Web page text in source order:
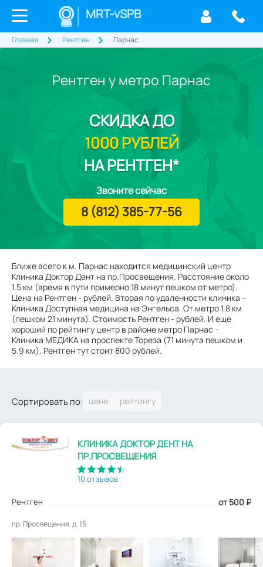
MRT-vSPB
Главная Рентген Парнас
Рентген у метро Парнас
Ближе всего к м. Парнас находится медицинский центр
Клиника Доктор Дент на пр.Просвещения. Расстояние около
1.5 км (время в пути примерно 18 минут пешком от метро).
Цена на Рентген - рублей. Вторая по удаленности клиника -
Клиника Доступная медицина на Энгельса. От метро 1.8 км
(пешком 21 минута). Стоимость Рентген - рублей. И еще
хороший по рейтингу центр в районе метро Парнас -
Клиника МЕДИКА на проспекте Тореза (71 минута пешком и
5.9 км). Рентген тут стоит 800 рублей.
СКИДКАДО
1000 РУБЛЕЙ
НА РЕНТГЕН*
Звоните сейчас
8 (812) 385-77-56
Сортировать по:
КЛИНИКА ДОКТОР ДЕНТ НА
ПР.ПРОСВЕЩЕНИЯ
10 отзывов
Рентген от 500 ₽
пр. Просвещения, д. 15.